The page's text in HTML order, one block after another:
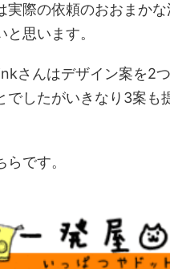
実際の依頼のおおまか
と思います。
さんはデザイン案を2
でしたがいきなり3案も
です。